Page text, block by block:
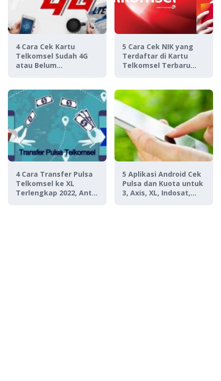
4 Cara Cek Kartu
Telkomsel Sudah 4G
atau Belum
Banget!
5 Cara Cek NIK yang
Terdaftar di Kartu
Telkomsel Terbaru
4 Cara Transfer Pulsa
Telkomsel ke XL
Terlengkap 2022, Anti
5 Aplikasi Android Cek
Pulsa dan Kuota untuk
3, Axis, XL, Indosat,